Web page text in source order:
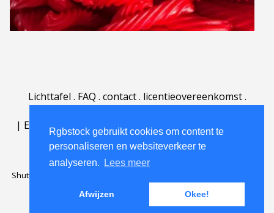
Rgbstock gebruikt cookies om content te
personaliseren en websiteverkeer te
analyseren.
Lees meer
Afwijzen Okee!
Lichttafel . FAQ . contact. licentieovereenkomst.
| English | Deutsch Español | Português
Nederlands|
Shutterstock official partner of Rgbstock
Rgbstock